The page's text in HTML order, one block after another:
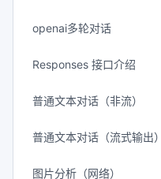
openai多轮对话
Responses 接口介绍
普通文本对话（非流）
普通文本对话（流式输出）
图片分析（网络）